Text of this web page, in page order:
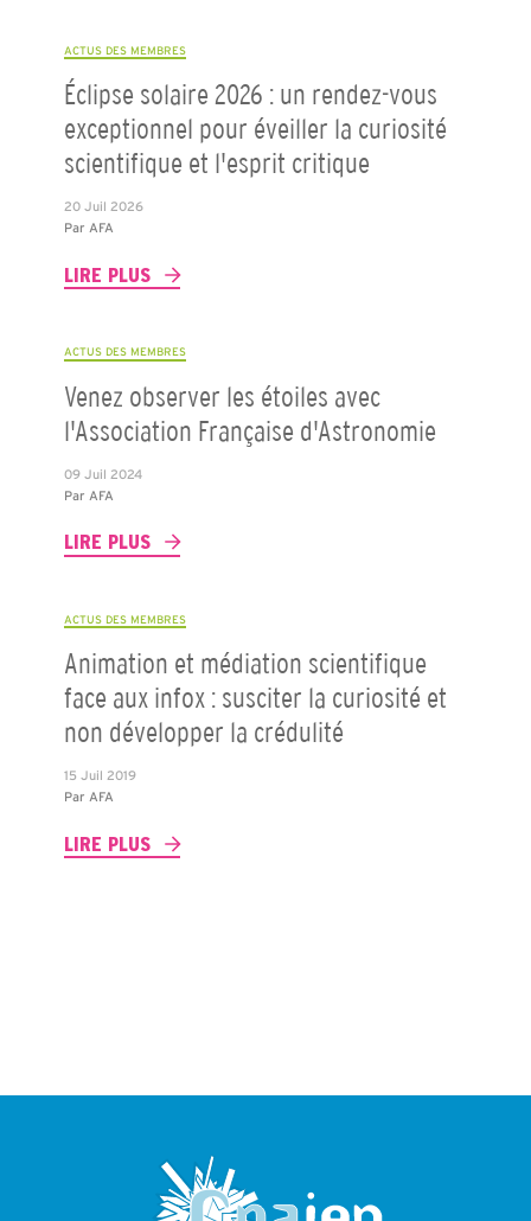
ACTUS DES MEMBRES
Éclipse solaire 2026 : un rendez-vous
exceptionnel pour éveiller la curiosité
scientifique et l'esprit critique
20 Juil 2026
Par AFA
LIRE PLUS
ACTUS DES MEMBRES
Venez observer les étoiles avec
l'Association Française d'Astronomie
09 Juil 2024
Par AFA
LIRE PLUS
ACTUS DES MEMBRES
Animation et médiation scientifique
face aux infox : susciter la curiosité et
non développer la crédulité
15 Juil 2019
Par AFA
LIRE PLUS